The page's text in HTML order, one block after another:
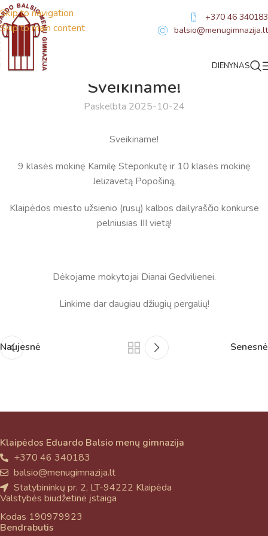
Skip to navigation
Skip to main content
+370 46 340183
balsio@menugimnazija.lt
DIENYNAS
Sveikiname!
Paskelbta 2025-10-24
Sveikiname!
9 klasės mokinę Kamilę Steponkutę ir 10 klasės mokinę
Jelizavetą Popošiną,
Klaipėdos miesto užsienio (rusų) kalbos dailyraščio konkurse
pelniusias III vietą!
Dėkojame mokytojai Dianai Gedvilienei.
Linkime dar daugiau džiugių pergalių!
Naujesnė Senesnė
Klaipėdos Eduardo Balsio menų gimnazija
+370 46 340183
balsio@menugimnazija.lt
Statybininkų pr. 2, LT-94222 Klaipėda
Valstybės biudžetinė įstaiga
Kodas 190979923
Bendrabutis
suteikia man galimybę ne tik analizuoti Jūsų klausimą, bet
dar tobulai atsimenu visą šioje svetainėje pateiktą
Taigi... kuo galėčiau Jums padėti?